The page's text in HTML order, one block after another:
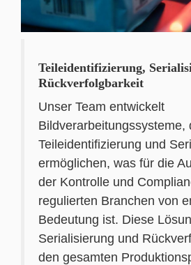
Teileidentifizierung,
Rückverfolgbarkeit
Unser Team entwickelt
Bildverarbeitungssysteme,
Teileidentifizierung und
ermöglichen, was für die
der Kontrolle und
regulierten Branchen von
Bedeutung ist. Diese
Serialisierung und
den gesamten